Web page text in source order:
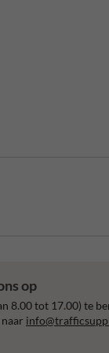
op
8.00 tot 17.00) te